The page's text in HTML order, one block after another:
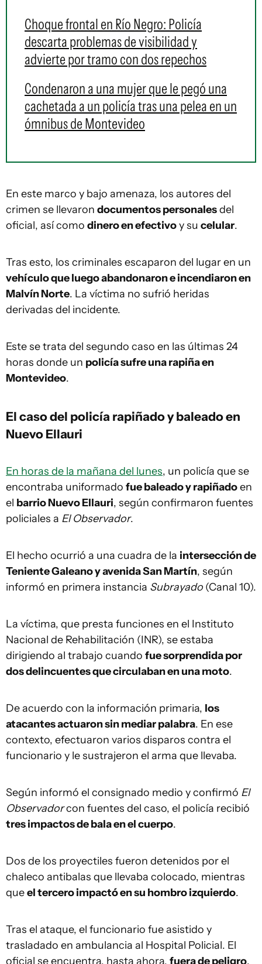
Choque frontal en Río Negro: Policía
descarta problemas de visibilidad y
advierte por tramo con dos repechos
Condenaron a una mujer que le pegó una
cachetada a un policía tras una pelea en un
ómnibus de Montevideo
En este marco y bajo amenaza, los autores del
crimen se llevaron documentos personalesdel
oficial, así como dinero en efectivoy su celular.
Tras esto, los criminales escaparon del lugar en un
vehículo que luego abandonaron e incendiaron en
Malvín Norte. La víctima no sufrió heridas
derivadas del incidente.
Este se trata del segundo caso en las últimas 24
horas donde un policía sufre una rapiña en
Montevideo.
El caso del policía rapiñado y baleado en
Nuevo Ellauri
En horas de la mañana del lunes, un policía que se
encontraba uniformado fue baleado y rapiñadoen
el barrio Nuevo Ellauri, según confirmaron fuentes
policiales a El Observador.
El hecho ocurrió a una cuadra de la intersección de
Teniente Galeano y avenida San Martín, según
informó en primera instancia Subrayado (Canal 10).
La víctima, que presta funciones en el Instituto
Nacional de Rehabilitación (INR), se estaba
dirigiendo al trabajo cuando fue sorprendida por
dos delincuentes que circulaban en una moto.
De acuerdo con la información primaria, los
atacantes actuaron sin mediar palabra. En ese
contexto, efectuaron varios disparos contra el
funcionario y le sustrajeron el arma que llevaba.
Según informó el consignado medio y confirmó El
Observadorcon fuentes del caso, el policía recibió
tres impactos de bala en el cuerpo.
Dos de los proyectiles fueron detenidos por el
chaleco antibalas que llevaba colocado, mientras
queel tercero impactó en su hombro izquierdo.
Tras el ataque, el funcionario fue asistido y
trasladado en ambulancia al Hospital Policial. El
oficial se encuentra, hasta ahora, fuera de peligro.